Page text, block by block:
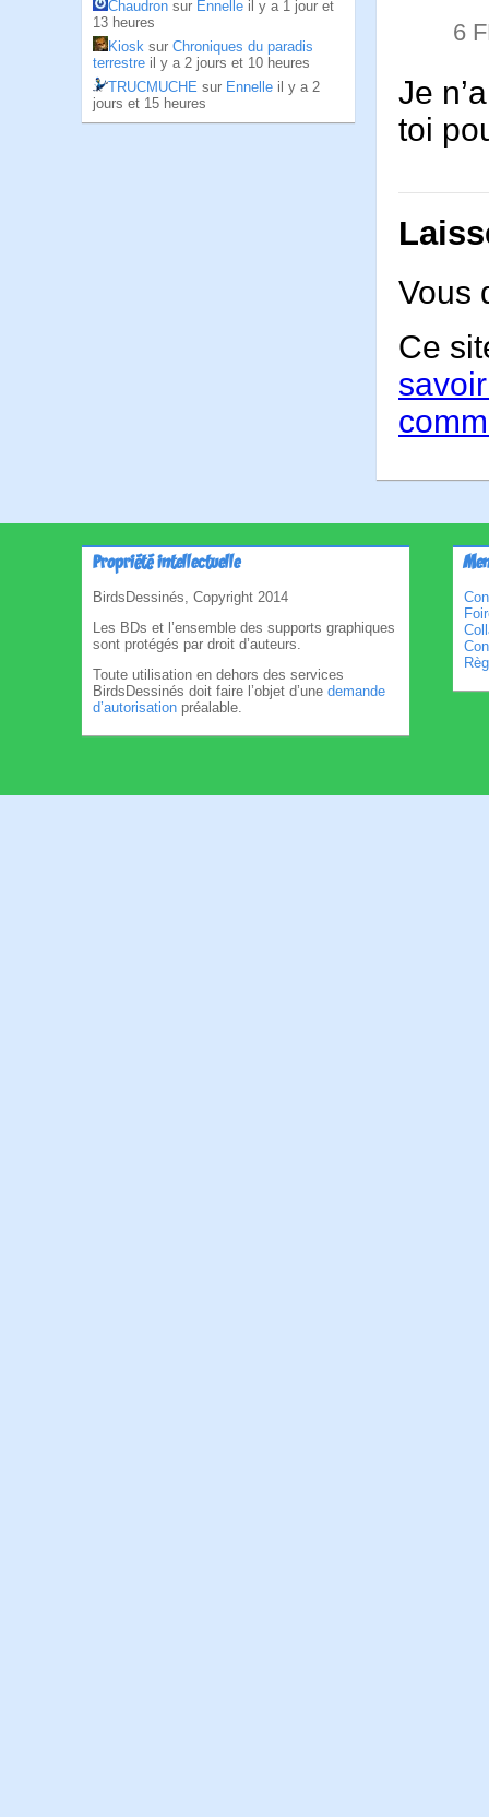
Chaudron sur Ennelle il y a 1 jour et
13 heures
Kiosk sur Chroniques du paradis
terrestre il y a 2 jours et 10 heures
TRUCMUCHE sur Ennelle il y a 2
jours et 15 heures
6
Je
toi
Vous
Ce
Propriété intellectuelle
BirdsDessinés, Copyright 2014
Les BDs et l’ensemble des supports graphiques
sont protégés par droit d’auteurs.
Toute utilisation en dehors des services
BirdsDessinés doit faire l’objet d’une demande
d’autorisation préalable.